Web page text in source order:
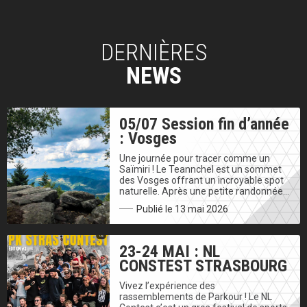
DERNIÈRES
NEWS
05/07 Session fin d’année
: Vosges
Une journée pour tracer comme un
Saïmiri ! Le Teannchel est un sommet
des Vosges offrant un incroyable spot
naturelle. Après une petite randonnée…
Publié le 13 mai 2026
23-24 MAI : NL
CONSTEST STRASBOURG
Vivez l’expérience des
rassemblements de Parkour ! Le NL